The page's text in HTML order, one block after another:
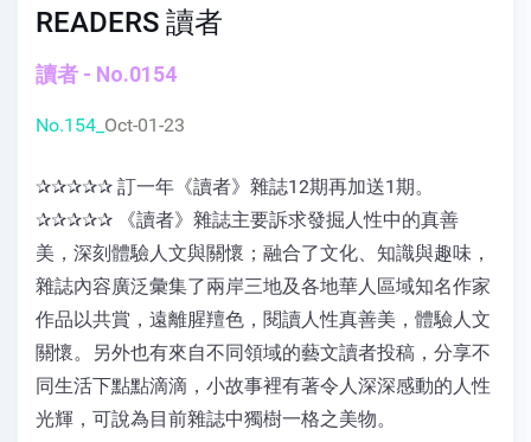
READERS 讀者
讀者 - No.0154
No.154_ Oct-01-23
✰✰✰✰✰ 訂一年《讀者》雜誌12期再加送1期。
✰✰✰✰✰ 《讀者》雜誌主要訴求發掘人性中的真善
美，深刻體驗人文與關懷；融合了文化、知識與趣味，
雜誌內容廣泛彙集了兩岸三地及各地華人區域知名作家
作品以共賞，遠離腥羶色，閱讀人性真善美，體驗人文
關懷。另外也有來自不同領域的藝文讀者投稿，分享不
同生活下點點滴滴，小故事裡有著令人深深感動的人性
光輝，可說為目前雜誌中獨樹一格之美物。